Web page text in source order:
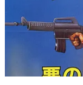
tardivement à
héberge une
! Mais
pour le moins
nous intéresse